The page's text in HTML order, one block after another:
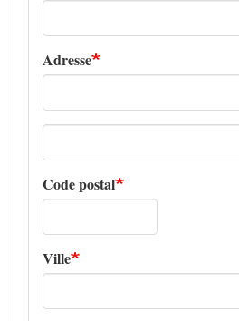
Adresse
Adresse
Code postal
Ville